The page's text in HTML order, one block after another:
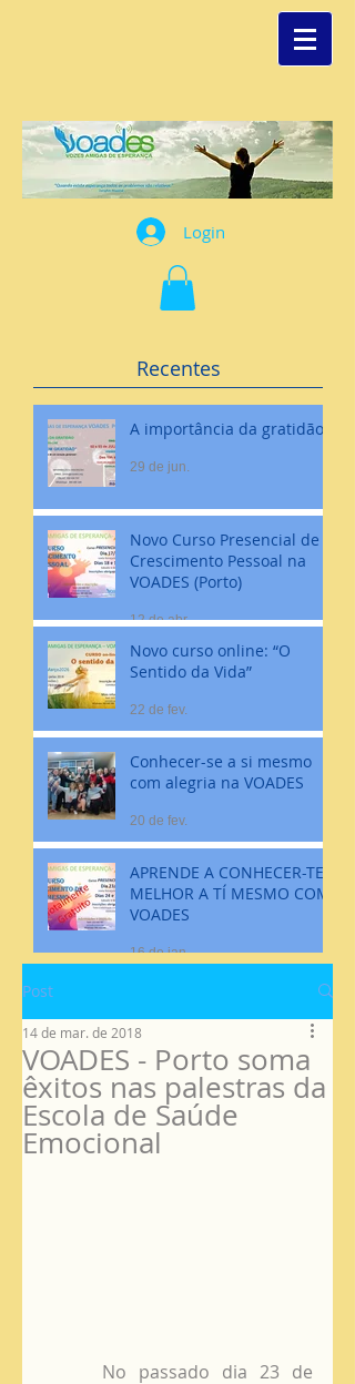
Login
Recentes
A importância da gratidão
29 de jun.
Novo Curso Presencial de
Crescimento Pessoal na
VOADES (Porto)
12 de abr.
Novo curso online: “O
Sentido da Vida”
22 de fev.
Conhecer-se a si mesmo
com alegria na VOADES
20 de fev.
APRENDE A CONHECER-TE
MELHOR A TÍ MESMO COM
VOADES
16 de jan.
Post
VOADES - Porto soma
êxitos nas palestras da
Escola de Saúde
Emocional
14 de mar. de 2018